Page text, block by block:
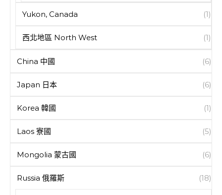
Yukon, Canada (1)
西北地區 North West (1)
China 中國 (6)
Japan 日本 (6)
Korea 韓國 (1)
Laos 寮國 (5)
Mongolia 蒙古國 (6)
Russia 俄羅斯 (18)